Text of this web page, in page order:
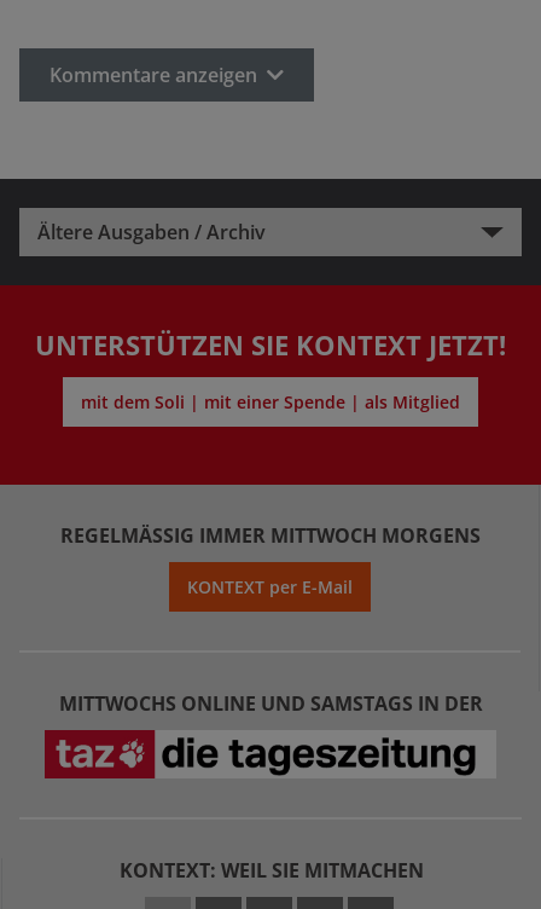
Kommentare anzeigen
Ältere Ausgaben / Archiv
UNTERSTÜTZEN SIE KONTEXT JETZT!
mit dem Soli | mit einer Spende | als Mitglied
REGELMÄSSIG IMMER MITTWOCH MORGENS
KONTEXT per E-Mail
MITTWOCHS ONLINE UND SAMSTAGS IN DER
KONTEXT: WEIL SIE MITMACHEN